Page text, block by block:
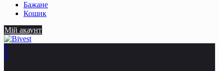
Бажане
Кошик
Мій акаунт
0
0